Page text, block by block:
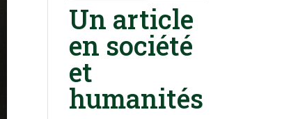
Un article
en société
et
humanités